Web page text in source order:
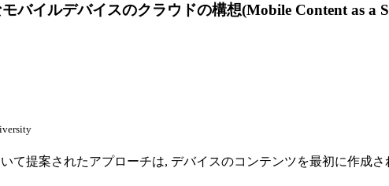
バイルデバイスのクラウドの構想(Mobile Content as a
て提案されたアプローチは, デバイスのコンテンツを最初に作成